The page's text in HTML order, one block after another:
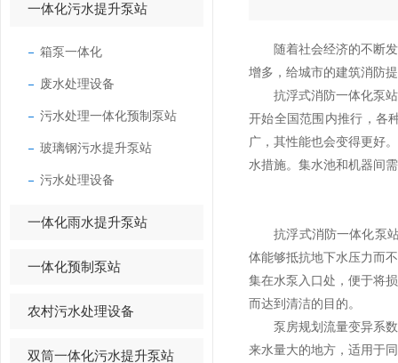
一体化污水提升泵站
箱泵一体化
废水处理设备
污水处理一体化预制泵站
玻璃钢污水提升泵站
污水处理设备
一体化雨水提升泵站
一体化预制泵站
农村污水处理设备
双筒一体化污水提升泵站
随着社会经济的不断发
增多，给城市的建筑消防
抗浮式消防一体化泵站
开始全国范围内推行，各
广，其性能也会变得更好
水措施。集水池和机器间
抗浮式消防一体化泵站
体能够抵抗地下水压力而
集在水泵入口处，便于将
而达到清洁的目的。
泵房规划流量变异系数
来水量大的地方，适用于